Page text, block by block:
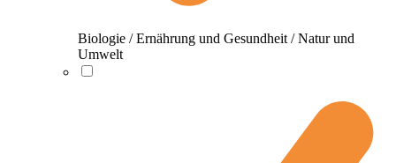
Biologie / Ernährung und Gesundheit / Natur und
Umwelt